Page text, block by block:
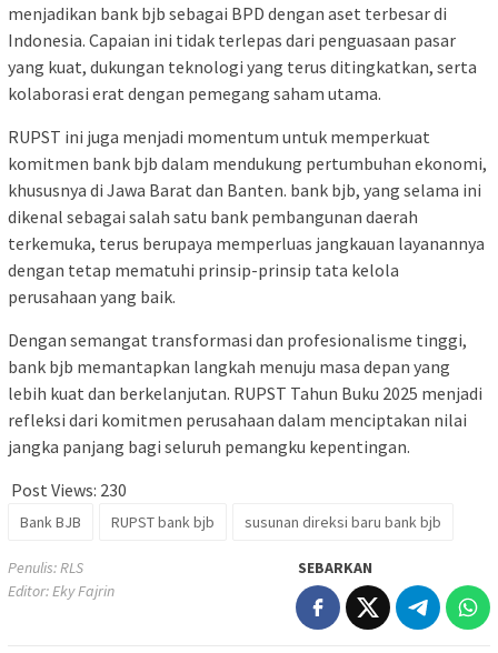
menjadikan bank bjb sebagai BPD dengan aset terbesar di
Indonesia. Capaian ini tidak terlepas dari penguasaan pasar
yang kuat, dukungan teknologi yang terus ditingkatkan, serta
kolaborasi erat dengan pemegang saham utama.
RUPST ini juga menjadi momentum untuk memperkuat
komitmen bank bjb dalam mendukung pertumbuhan ekonomi,
khususnya di Jawa Barat dan Banten. bank bjb, yang selama ini
dikenal sebagai salah satu bank pembangunan daerah
terkemuka, terus berupaya memperluas jangkauan layanannya
dengan tetap mematuhi prinsip-prinsip tata kelola
perusahaan yang baik.
Dengan semangat transformasi dan profesionalisme tinggi,
bank bjb memantapkan langkah menuju masa depan yang
lebih kuat dan berkelanjutan. RUPST Tahun Buku 2025 menjadi
refleksi dari komitmen perusahaan dalam menciptakan nilai
jangka panjang bagi seluruh pemangku kepentingan.
Post Views: 230
Bank BJB RUPST bank bjb susunan direksi baru bank bjb
Penulis: RLS
Editor: Eky Fajrin
SEBARKAN